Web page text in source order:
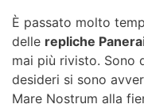
È passato molto
delle repliche Panera
mai più rivisto. Sono
desideri si sono
Mare Nostrum alla